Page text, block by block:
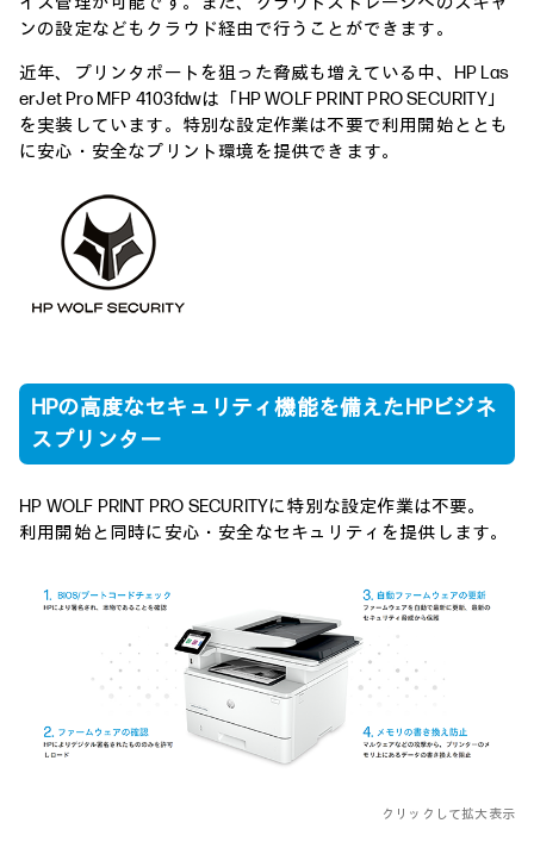
ンの設定などもクラウド経由で行うことができます。
近年、プリンタポートを狙った脅威も増えている中、HP Las
erJet Pro MFP 4103fdwは「HP WOLF PRINT PRO SECURITY」
を実装しています。特別な設定作業は不要で利用開始ととも
に安心・安全なプリント環境を提供できます。
HPの高度なセキュリティ機能を備えたHPビジネ
スプリンター
HP WOLF PRINT PRO SECURITYに特別な設定作業は不要。
利用開始と同時に安心・安全なセキュリティを提供します。
クリックして拡大表示